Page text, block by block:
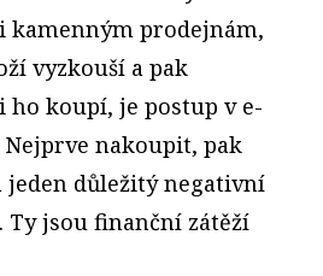
kamenným prodejnám,
vyzkouší a pak
ho koupí, je postup v e-
Nejprve nakoupit, pak
jeden důležitý negativní
Ty jsou finanční zátěží